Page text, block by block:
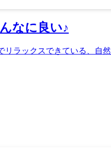
なに良い♪
ラックスできている、